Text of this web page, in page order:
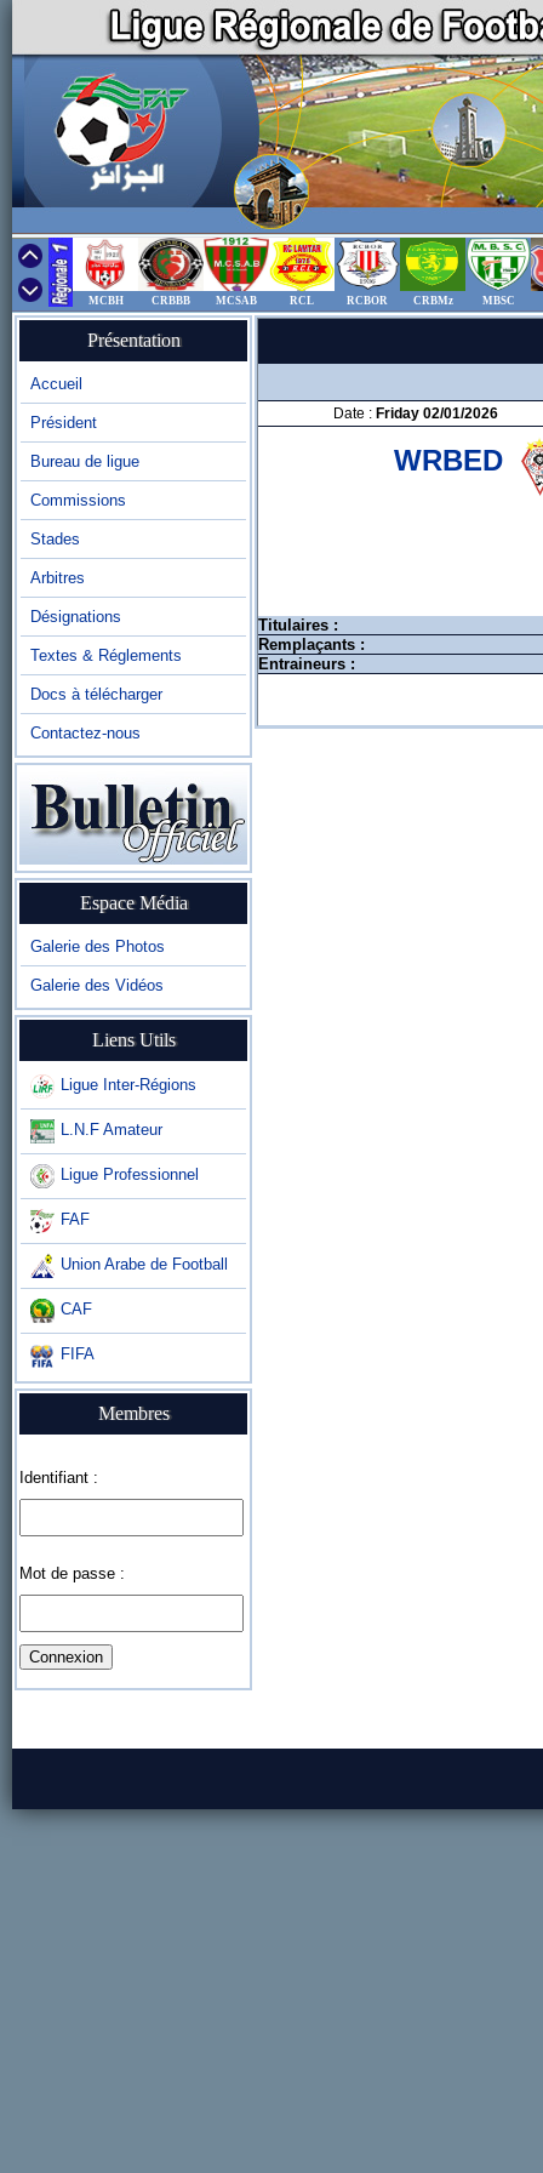
MCBH CRBBB MCSAB RCL RCBOR CRBMz MBSC
Présentation
Accueil
Président
Bureau de ligue
Commissions
Stades
Arbitres
Désignations
Textes & Réglements
Docs à télécharger
Contactez-nous
Espace Média
Galerie des Photos
Galerie des Vidéos
Liens Utils
Ligue Inter-Régions
L.N.F Amateur
Ligue Professionnel
FAF
Union Arabe de Football
CAF
FIFA
Membres
Identifiant :
Mot de passe :
Date : Friday 02/01/2026
WRBED
Titulaires :
Remplaçants :
Entraineurs :